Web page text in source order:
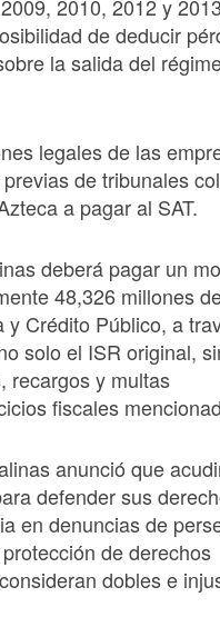
2010, 2012 y
de deducir
la salida del
legales de las
de tribunales
a pagar al SAT.
deberá pagar un
48,326 millones
Crédito Público, a
solo el ISR original,
recargos y multas
fiscales
anunció que
defender sus
en denuncias de
de derechos
dobles e